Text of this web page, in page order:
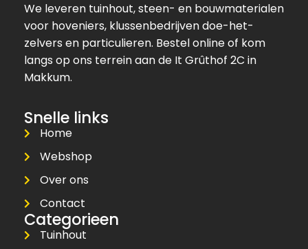
We leveren tuinhout, steen- en bouwmaterialen
voor hoveniers, klussenbedrijven doe-het-
zelvers en particulieren. Bestel online of kom
langs op ons terrein aan de It Grûthof 2C in
Makkum.
Snelle links
Home
Webshop
Over ons
Contact
Categorieen
Tuinhout